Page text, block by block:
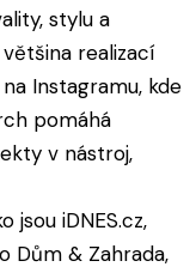
stylu a
realizací
Instagramu, kde
pomáhá
v nástroj,
jsou iDNES.cz,
Dům & Zahrada,